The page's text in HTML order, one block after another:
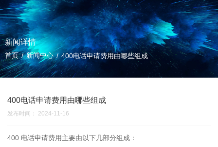
新闻详情
首页/新闻中心 /400电话申请费用由哪些组成
400电话申请费用由哪些组成
发布时间： 2024-11-16
400 电话申请费用主要由以下几部分组成：